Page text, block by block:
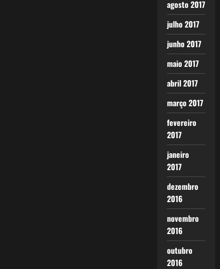
agosto 2017
julho 2017
junho 2017
maio 2017
abril 2017
março 2017
fevereiro
2017
janeiro
2017
dezembro
2016
novembro
2016
outubro
2016